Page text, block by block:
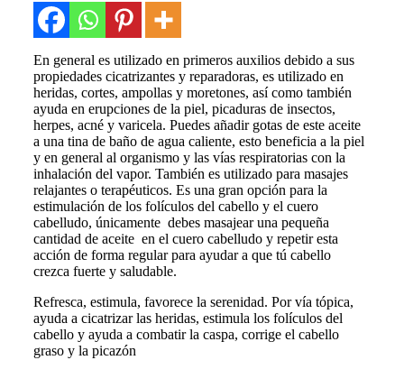
En general es utilizado en primeros auxilios debido a sus
propiedades cicatrizantes y reparadoras, es utilizado en
heridas, cortes, ampollas y moretones, así como también
ayuda en erupciones de la piel, picaduras de insectos,
herpes, acné y varicela. Puedes añadir gotas de este aceite
a una tina de baño de agua caliente, esto beneficia a la piel
y en general al organismo y las vías respiratorias con la
inhalación del vapor. También es utilizado para masajes
relajantes o terapéuticos. Es una gran opción para la
estimulación de los folículos del cabello y el cuero
cabelludo, únicamente debes masajear una pequeña
cantidad de aceite en el cuero cabelludo y repetir esta
acción de forma regular para ayudar a que tú cabello
crezca fuerte y saludable.
Refresca, estimula, favorece la serenidad. Por vía tópica,
ayuda a cicatrizar las heridas, estimula los folículos del
cabello y ayuda a combatir la caspa, corrige el cabello
graso y la picazón